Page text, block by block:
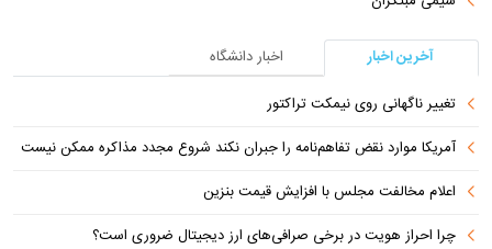
آخرین اخبار
اخبار دانشگاه
تغییر ناگهانی روی نیمکت تراکتور
آمریکا موارد نقض تفاهم‌نامه را جبران نکند شروع مجدد مذاکره ممکن نیست
اعلام مخالفت مجلس با افزایش قیمت بنزین
چرا احراز هویت در برخی صرافی‌های ارز دیجیتال ضروری است؟